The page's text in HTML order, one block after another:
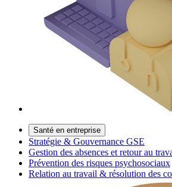
Santé en entreprise
Stratégie & Gouvernance GSE
Gestion des absences et retour au
Prévention des risques psychosociaux
Relation au travail & résolution des